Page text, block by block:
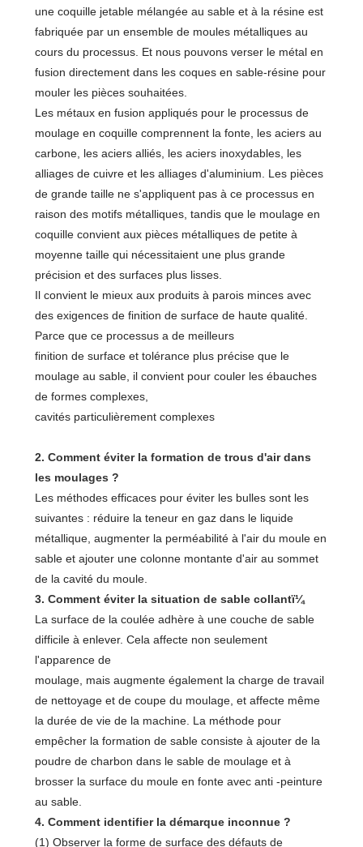
une coquille jetable mélangée au sable et à la résine est
fabriquée par un ensemble de moules métalliques au
cours du processus. Et nous pouvons verser le métal en
fusion directement dans les coques en sable-résine pour
mouler les pièces souhaitées.
Les métaux en fusion appliqués pour le processus de
moulage en coquille comprennent la fonte, les aciers au
carbone, les aciers alliés, les aciers inoxydables, les
alliages de cuivre et les alliages d'aluminium. Les pièces
de grande taille ne s'appliquent pas à ce processus en
raison des motifs métalliques, tandis que le moulage en
coquille convient aux pièces métalliques de petite à
moyenne taille qui nécessitaient une plus grande
précision et des surfaces plus lisses.
Il convient le mieux aux produits à parois minces avec
des exigences de finition de surface de haute qualité.
Parce que ce processus a de meilleurs
finition de surface et tolérance plus précise que le
moulage au sable, il convient pour couler les ébauches
de formes complexes,
cavités particulièrement complexes
2. Comment éviter la formation de trous d'air dans
les moulages ?
Les méthodes efficaces pour éviter les bulles sont les
suivantes : réduire la teneur en gaz dans le liquide
métallique, augmenter la perméabilité à l'air du moule en
sable et ajouter une colonne montante d'air au sommet
de la cavité du moule.
3. Comment éviter la situation de sable collantï¼
La surface de la coulée adhère à une couche de sable
difficile à enlever. Cela affecte non seulement
l'apparence de
moulage, mais augmente également la charge de travail
de nettoyage et de coupe du moulage, et affecte même
la durée de vie de la machine. La méthode pour
empêcher la formation de sable consiste à ajouter de la
poudre de charbon dans le sable de moulage et à
brosser la surface du moule en fonte avec anti -peinture
au sable.
4. Comment identifier la démarque inconnue ?
(1) Observer la forme de surface des défauts de